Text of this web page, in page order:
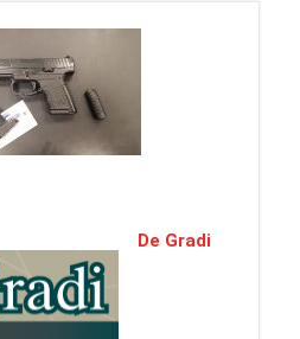
De Gradi